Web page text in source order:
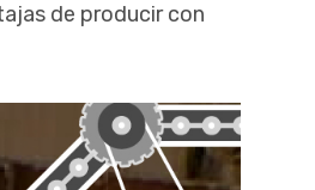
de producir con